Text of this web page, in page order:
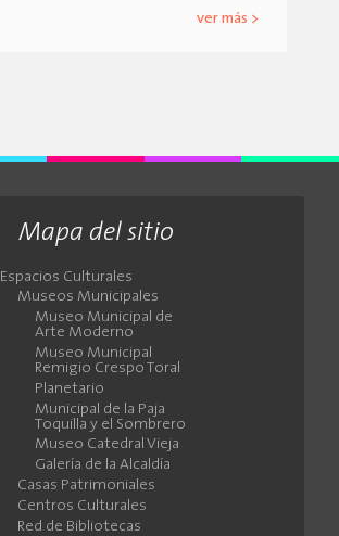
ver más >
Mapa del sitio
Espacios Culturales
Museos Municipales
Museo Municipal de
Arte Moderno
Museo Municipal
Remigio Crespo Toral
Planetario
Municipal de la Paja
Toquilla y el Sombrero
Museo Catedral Vieja
Galería de la Alcaldía
Casas Patrimoniales
Centros Culturales
Red de Bibliotecas